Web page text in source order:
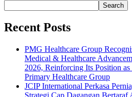
Search
Recent Posts
PMG Healthcare Group
Medical & Healthcare
2026, Reinforcing Its Position
Primary Healthcare Group
JCIP International Perkasa